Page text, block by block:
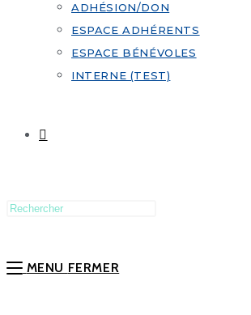
ADHÉSION/DON
ESPACE ADHÉRENTS
ESPACE BÉNÉVOLES
INTERNE (TEST)
MENU FERMER